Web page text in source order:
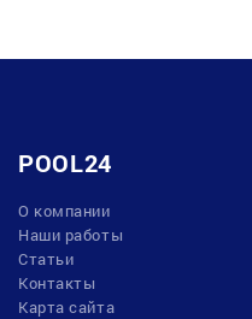
POOL24
О компании
Наши работы
Статьи
Контакты
Карта сайта